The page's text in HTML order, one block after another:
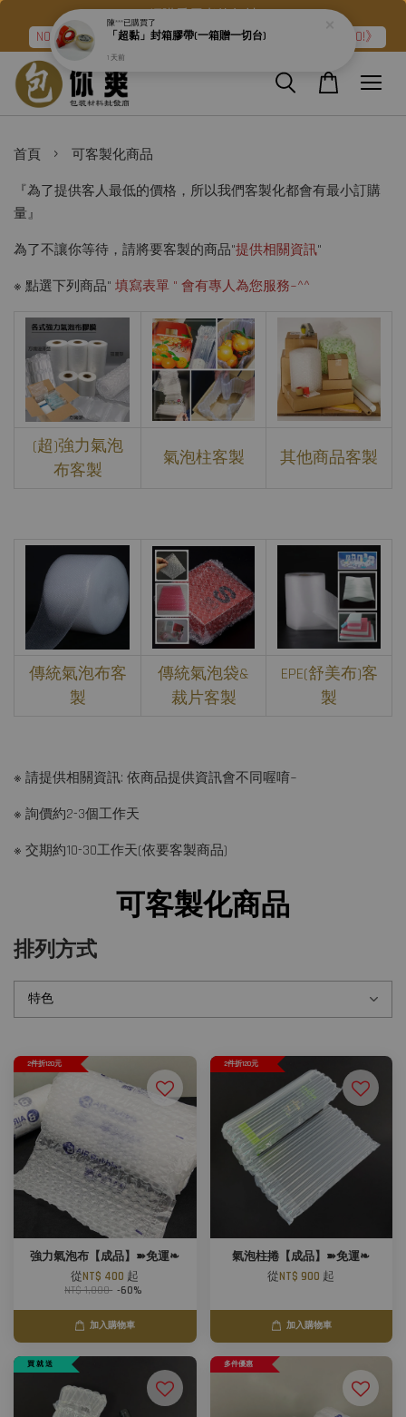
網購愛用者的包材
NO.2➽強力氣泡布『滿二件折120元』再加碼《免運❧GO!》
首頁 › 可客製化商品
『為了提供客人最低的價格，所以我們客製化都會有最小訂購
量』
為了不讓你等待，請將要客製的商品"提供相關資訊"
※ 點選下列商品" 填寫表單 " 會有專人為您服務~^^
(超)強力氣泡
布客製
氣泡柱客製 其他商品客製
傳統氣泡布客
製
傳統氣泡袋&
裁片客製
EPE(舒美布)客
製
※ 請提供相關資訊: 依商品提供資訊會不同喔唷~
※ 詢價約2-3個工作天
※ 交期約10-30工作天(依要客製商品)
可客製化商品
排列方式
2件折120元
強力氣泡布【成品】➽免運❧
從NT$ 400 起
NT$ 1,000 -60%
加入購物車
2件折120元
氣泡柱捲【成品】➽免運❧
從NT$ 900 起
加入購物車
買 就 送 多件優惠